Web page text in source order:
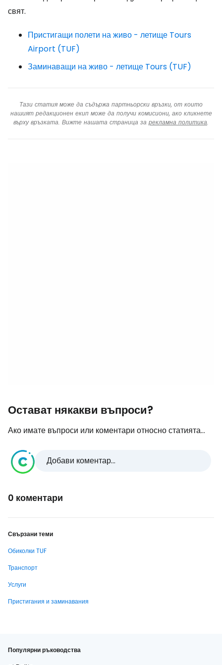
свят.
Пристигащи полети на живо - летище Tours
Airport (TUF)
Заминаващи на живо - летище Tours (TUF)
Тази статия може да съдържа партньорски връзки, от които
нашият редакционен екип може да получи комисиони, ако кликнете
върху връзката. Вижте нашата страница за рекламна политика.
Остават някакви въпроси?
Ако имате въпроси или коментари относно статията...
Добави коментар...
0 коментари
Свързани теми
Обиколки TUF
Транспорт
Услуги
Пристигания и заминавания
Популярни ръководства